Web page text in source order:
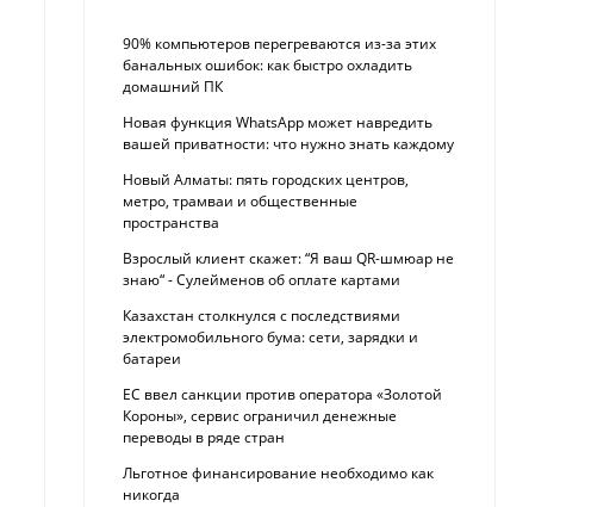
90% компьютеров перегреваются из-за этих
банальных ошибок: как быстро охладить
домашний ПК
Новая функция WhatsApp может навредить
вашей приватности: что нужно знать каждому
Новый Алматы: пять городских центров,
метро, трамваи и общественные
пространства
Взрослый клиент скажет: “Я ваш QR-шмюар не
знаю“ - Сулейменов об оплате картами
Казахстан столкнулся с последствиями
электромобильного бума: сети, зарядки и
батареи
ЕС ввел санкции против оператора «Золотой
Короны», сервис ограничил денежные
переводы в ряде стран
Льготное финансирование необходимо как
никогда